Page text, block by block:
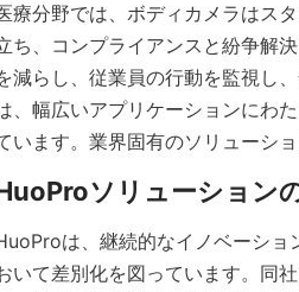
療分野では、ボディカメラはス
ち、コンプライアンスと紛争解
減らし、従業員の行動を監視し
、幅広いアプリケーションにわ
います。業界固有のソリューショ
は、継続的なイノベーショ
いて差別化を図っています。同